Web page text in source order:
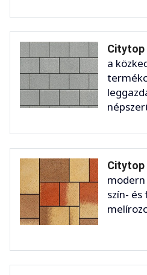
Citytop
a
Citytop
szín-